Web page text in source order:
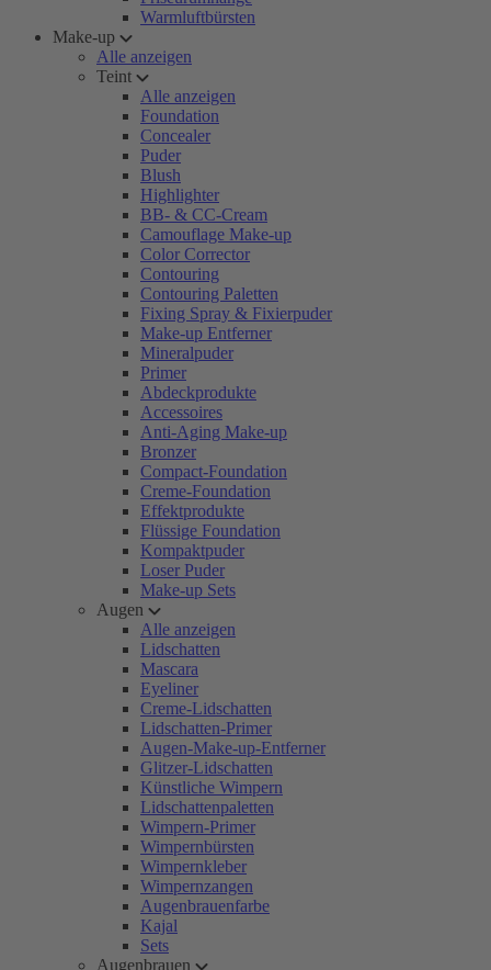
Warmluftbürsten
Make-up
Alle anzeigen
Teint
Alle anzeigen
Foundation
Concealer
Puder
Blush
Highlighter
BB- & CC-Cream
Camouflage Make-up
Color Corrector
Contouring
Contouring Paletten
Fixing Spray & Fixierpuder
Make-up Entferner
Mineralpuder
Primer
Abdeckprodukte
Accessoires
Anti-Aging Make-up
Bronzer
Compact-Foundation
Creme-Foundation
Effektprodukte
Flüssige Foundation
Kompaktpuder
Loser Puder
Make-up Sets
Augen
Alle anzeigen
Lidschatten
Mascara
Eyeliner
Creme-Lidschatten
Lidschatten-Primer
Augen-Make-up-Entferner
Glitzer-Lidschatten
Künstliche Wimpern
Lidschattenpaletten
Wimpern-Primer
Wimpernbürsten
Wimpernkleber
Wimpernzangen
Augenbrauenfarbe
Kajal
Sets
Augenbrauen